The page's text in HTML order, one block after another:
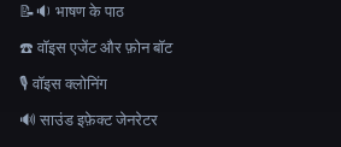
📝🔉 भाषण के पाठ
☎️ वॉइस एजेंट और फ़ोन बॉट
🎙️ वॉइस क्लोनिंग
🔊 साउंड इफ़ेक्ट जेनरेटर